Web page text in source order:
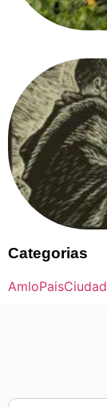
Categorias
AmloPaisCiudad